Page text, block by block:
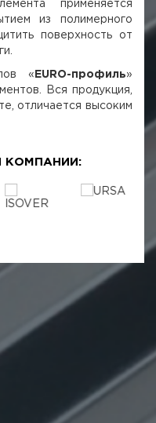
применяется
из полимерного
поверхность от
« EURO-профиль»
Вся продукция,
отличается высоким
КОМПАНИИ: